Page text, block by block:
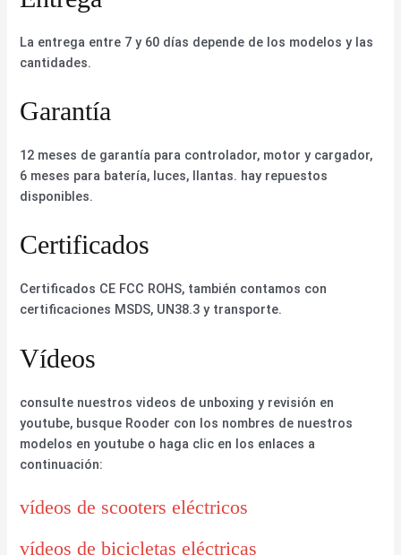
La entrega entre 7 y 60 días depende de los modelos y las
cantidades.
Garantía
12 meses de garantía para controlador, motor y cargador,
6 meses para batería, luces, llantas. hay repuestos
disponibles.
Certificados
Certificados CE FCC ROHS, también contamos con
certificaciones MSDS, UN38.3 y transporte.
Vídeos
consulte nuestros videos de unboxing y revisión en
youtube, busque Rooder con los nombres de nuestros
modelos en youtube o haga clic en los enlaces a
continuación:
vídeos de scooters eléctricos
vídeos de bicicletas eléctricas